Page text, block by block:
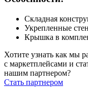
Складная
Укрепленные
Крышка в
Хотите узнать как мы
с маркетплейсами и
нашим партнером?
Стать партнером